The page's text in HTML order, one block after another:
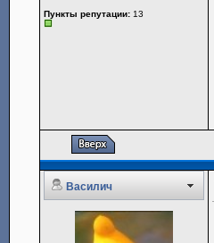
Пункты репутации: 13
Василич